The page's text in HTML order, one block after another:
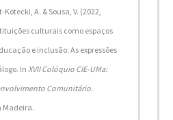
A. & Sousa, V. (2022,
culturais como espaços
e inclusão: As expressões
In XVII Colóquio CIE-UMa:
Comunitário.
Madeira.